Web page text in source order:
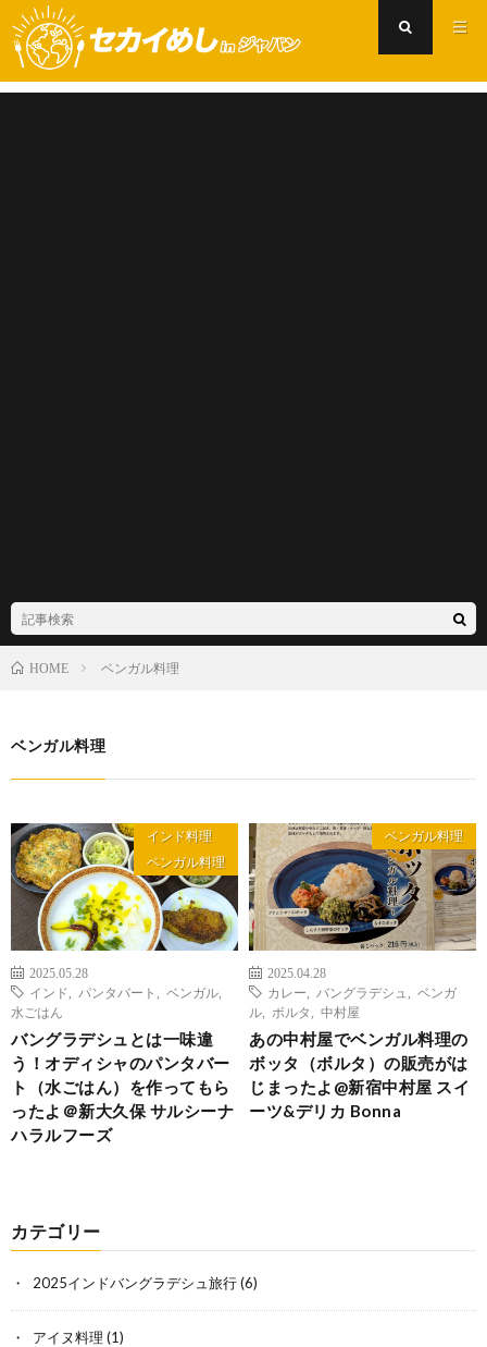
HOME ベンガル料理
ベンガル料理
インド料理
ベンガル料理
2025.05.28
インド
パンタバート ベンガル
水ごはん
バングラデシュとは一味違
う！オディシャのパンタバー
ト（水ごはん）を作ってもら
ったよ＠新大久保 サルシーナ
ハラルフーズ
ベンガル料理
2025.04.28
カレー
バングラデシュ
ベンガ
ル
ボルタ 中村屋
あの中村屋でベンガル料理の
ボッタ（ボルタ）の販売がは
じまったよ@新宿中村屋 スイ
ーツ&デリカ Bonna
カテゴリー
2025インドバングラデシュ旅行(6)
アイヌ料理 (1)